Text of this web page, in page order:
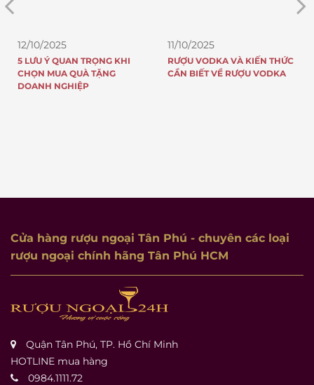
KHI
11/10/2025
RƯỢU VODKA VÀ KIẾN THỨC
CẦN BIẾT VỀ RƯỢU VODKA
TOP 5 CHAI RƯỢU
WALKER ĐẠT GIẢI
Cửa hàng rượu ngoại Tân Phú - chuyên các loại
rượu ngoại chính hãng Tân Phú HCM
Quận Tân Phú, TP. Hồ Chí Minh
HOTLINE mua hàng
0984.1111.72